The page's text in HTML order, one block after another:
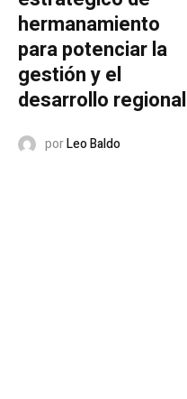
hermanamiento
para potenciar la
gestión y el
desarrollo regional
porLeo Baldo